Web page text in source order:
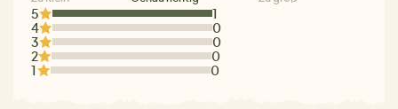
5
1
4
0
3
0
2
0
1
0